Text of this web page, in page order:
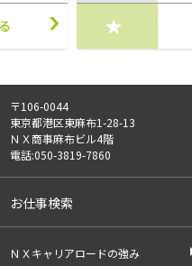
〒106-0044
東京都港区東麻布1-28-13
ＮＸ商事麻布ビル4階
電話:050-3819-7860
お仕事検索
ＮＸキャリアロードの強み